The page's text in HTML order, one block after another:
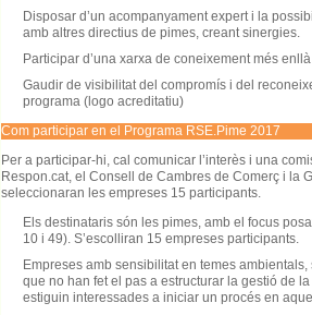
Disposar d’un acompanyament expert i la
amb altres directius de pimes, creant sinergies.
Participar d’una xarxa de coneixement més
Gaudir de visibilitat del compromís i del
programa (logo acreditatiu)
Com participar en el Programa RSE.Pime 2017
Per a participar-hi, cal comunicar l’interès i una
Respon.cat, el Consell de Cambres de Comerç i la
seleccionaran les empreses 15 participants.
Els destinataris són les pimes, amb el focus
10 i 49). S’escolliran 15 empreses participants.
Empreses amb sensibilitat en temes
que no han fet el pas a estructurar la gestió de
estiguin interessades a iniciar un procés en